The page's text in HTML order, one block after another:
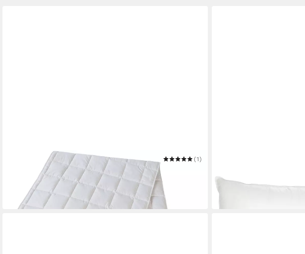
FRANKNATUR
Topper Unterbett Baumwolle
Mehrere Größen
(1)
ab 62,50 €
in 2-3 Werktagen bei dir
Mehrere Größen
ab 39,50 €